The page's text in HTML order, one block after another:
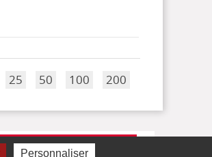
25 50 100 200
Personnaliser